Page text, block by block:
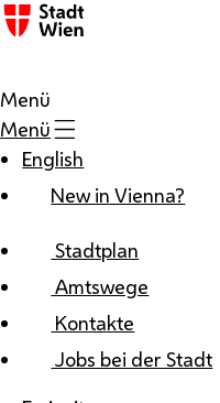
Zum Inhalt
Menü
Menü
English
New in Vienna?
Stadtplan
Amtswege
Kontakte
Jobs bei der Stadt